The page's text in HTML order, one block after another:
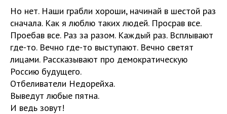
Но нет. Наши грабли хороши, начинай в шестой раз
сначала. Как я люблю таких людей. Просрав все.
Проебав все. Раз за разом. Каждый раз. Всплывают
где-то. Вечно где-то выступают. Вечно светят
лицами. Рассказывают про демократическую
Россию будущего.
Отбеливатели Недорейха.
Выведут любые пятна.
И ведь зовут!